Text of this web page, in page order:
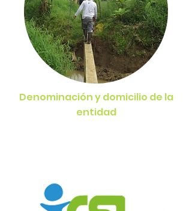
Denominación y domicilio de la
entidad